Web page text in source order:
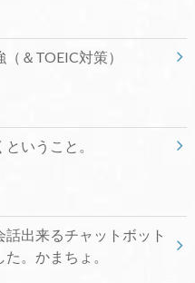
＆TOEIC対策）
いうこと。
話出来るチャットボット
。かまちょ。